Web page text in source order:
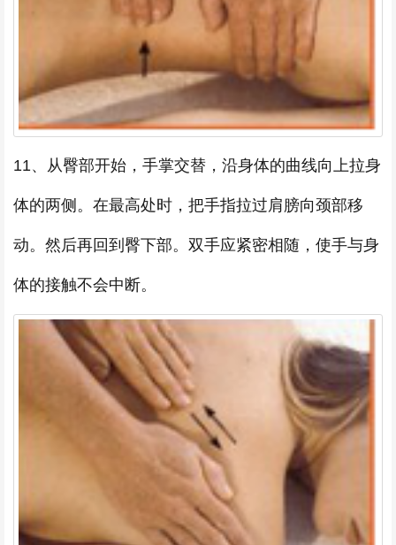
11、从臀部开始，手掌交替，沿身体的曲线向上拉身
体的两侧。在最高处时，把手指拉过肩膀向颈部移
动。然后再回到臀下部。双手应紧密相随，使手与身
体的接触不会中断。